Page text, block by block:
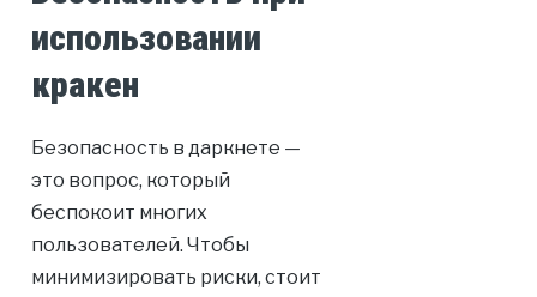
использовании
кракен
Безопасность в даркнете —
это вопрос, который
беспокоит многих
пользователей. Чтобы
минимизировать риски, стоит